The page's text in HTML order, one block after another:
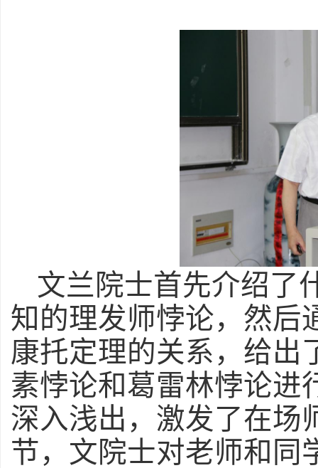
文兰院士首先介绍了
知的理发师悖论，然后
康托定理的关系，给出
素悖论和葛雷林悖论进
深入浅出，激发了在场
节，文院士对老师和同